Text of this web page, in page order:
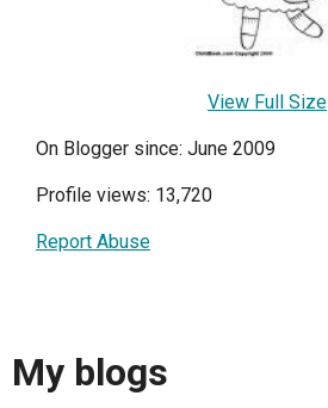
View Full Size
On Blogger since: June 2009
Profile views: 13,720
Report Abuse
My blogs